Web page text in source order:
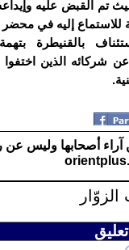
تم القبض عليه
للاستماع إليه في
بالقنيطرة
شركائه الذين اختفوا
آراء أصحابها وليس
الزوّار